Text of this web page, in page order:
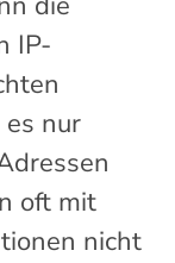
IP-
nur
oft mit
nicht